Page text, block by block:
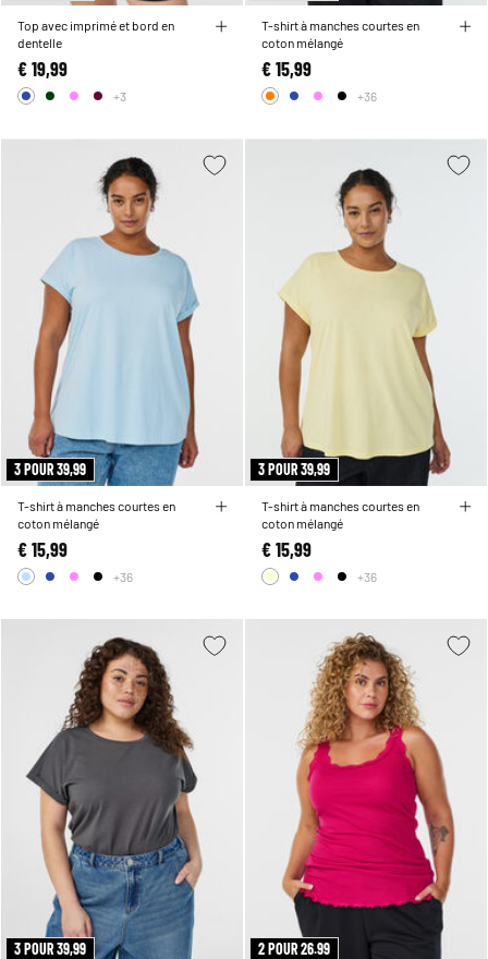
Top avec imprimé et bord en
dentelle
€ 19,99
+3
T-shirt à manches courtes en
coton mélangé
€ 15,99
+36
3 POUR 39,99
T-shirt à manches courtes en
coton mélangé
€ 15,99
+36
3 POUR 39,99
T-shirt à manches courtes en
coton mélangé
€ 15,99
+36
3 POUR 39,99 2 POUR 26.99